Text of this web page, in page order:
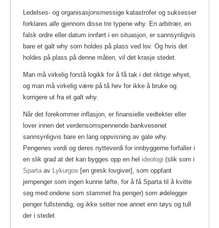
Ledelses- og organisasjonsmessige katastrofer og suksesser
forklares alle gjennom disse tre typene why. En arbitrær, en
falsk ordre eller datum innført i en situasjon, er sannsynligvis
bare et galt why som holdes på plass ved lov. Og hvis det
holdes på plass på denne måten, vil det krasje stedet.
Man må virkelig forstå logikk for å få tak i det riktige whyet,
og man må virkelig være på tå hev for ikke å bruke og
korrigere ut fra et galt why.
Når det forekommer inflasjon, er finansielle vedtekter eller
lover innen det verdensomspennende bankvesenet
sannsynligvis bare en lang oppvisning av gale why.
Pengenes verdi og deres nytteverdi for innbyggerne forfaller i
en slik grad at det kan bygges opp en hel ideologi (slik som i
Sparta av Lykurgos [en gresk lovgiver], som oppfant
jernpenger som ingen kunne løfte, for å få Sparta til å kvitte
seg med ondene som stammet fra penger) som ødelegger
penger fullstendig, og ikke setter noe annet enn tøys og tull
der i stedet.